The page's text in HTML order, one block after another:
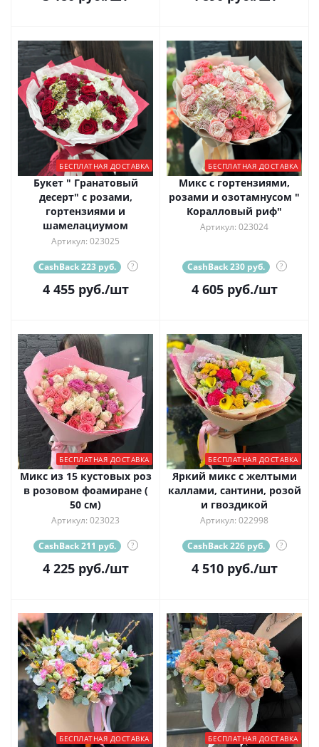
БЕСПЛАТНАЯ ДОСТАВКА
Букет " Гранатовый
десерт" с розами,
гортензиями и
шамелациумом
Артикул: 023025
CashBack 223 руб. ?
4 455руб./шт
БЕСПЛАТНАЯ ДОСТАВКА
Микс с гортензиями,
розами и озотамнусом "
Коралловый риф"
Артикул: 023024
CashBack 230 руб. ?
4 605руб./шт
БЕСПЛАТНАЯ ДОСТАВКА
Микс из 15 кустовых роз
в розовом фоамиране (
50 см)
Артикул: 023023
CashBack 211 руб. ?
4 225руб./шт
БЕСПЛАТНАЯ ДОСТАВКА
Яркий микс с желтыми
каллами, сантини, розой
и гвоздикой
Артикул: 022998
CashBack 226 руб. ?
4 510руб./шт
БЕСПЛАТНАЯ ДОСТАВКА БЕСПЛАТНАЯ ДОСТАВКА